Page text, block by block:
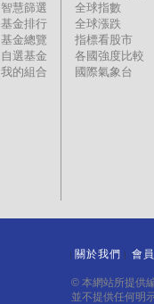
智慧篩選
基金排行
基金總覽
自選基金
我的組合
全球指數
全球漲跌
指標看股市
各國強度比較
國際氣象台
關於我們 會
© 本網站所提供
並不提供任何明